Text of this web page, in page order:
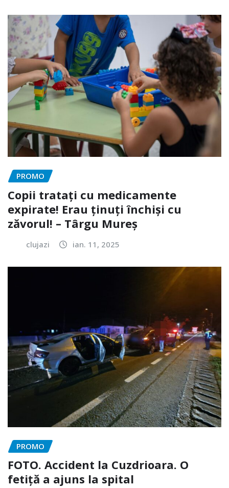
PROMO
Copii tratați cu medicamente
expirate! Erau ținuți închiși cu
zăvorul! – Târgu Mureș
clujazi ian. 11, 2025
PROMO
FOTO. Accident la Cuzdrioara. O
fetiță a ajuns la spital